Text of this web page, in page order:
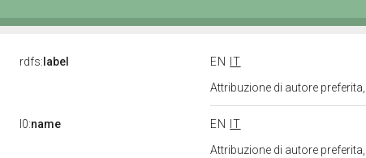
rdfs: label EN
IT
Attribuzione di autore
l0:name EN
IT
Attribuzione di autore